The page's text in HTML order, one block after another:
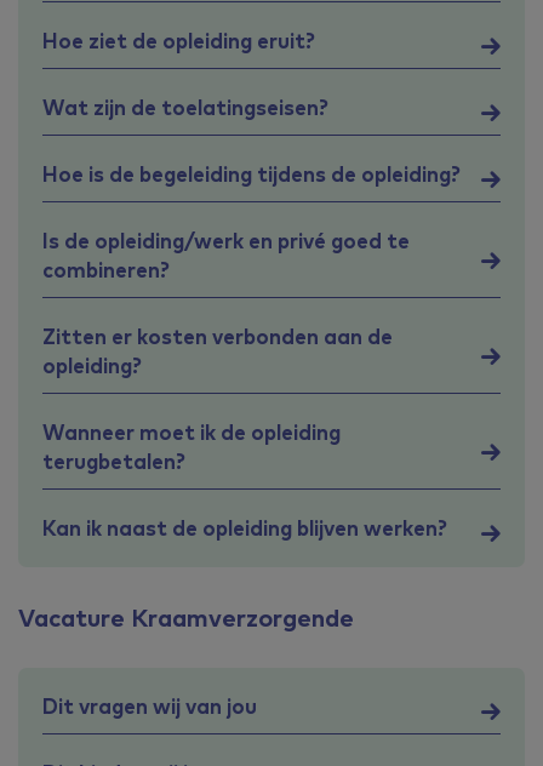
Hoe ziet de opleiding eruit?
Wat zijn de toelatingseisen?
Hoe is de begeleiding tijdens de opleiding?
Is de opleiding/werk en privé goed te
combineren?
Zitten er kosten verbonden aan de
opleiding?
Wanneer moet ik de opleiding
terugbetalen?
Kan ik naast de opleiding blijven werken?
Vacature Kraamverzorgende
Dit vragen wij van jou